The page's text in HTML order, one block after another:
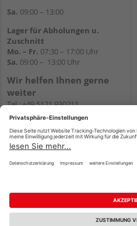
Sa. 09:00 – 13:00
Lager für Abholungen u.
Zuschnitt
Mo. – Fr. 07:30 – 17:00 Uhr
Sa. 09:00 – 13:00 Uhr
Wir helfen Ihnen gerne
weiter
Tel.:+49 5121 930211
E-Mail:holzlandshop@holzland-
Newsletter
Impressum AGB
Reservierungsbedingungen